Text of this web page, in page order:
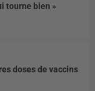
tourne bien »
doses de vaccins